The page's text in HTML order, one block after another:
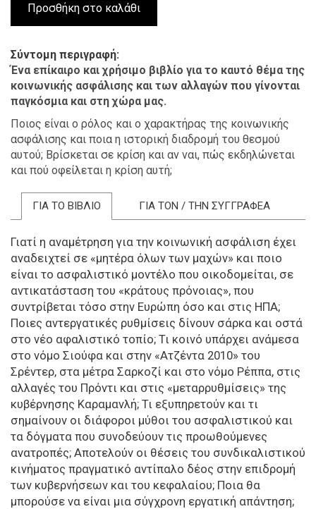
Σύντομη περιγραφή
Ένα επίκαιρο και χρήσιμο βιβλίο για το καυτό θέμα της
κοινωνικής ασφάλισης και των αλλαγών που γίνονται
παγκόσμια και στη χώρα μας.
Ποιος είναι ο ρόλος και ο χαρακτήρας της κοινωνικής
ασφάλισης και ποια η ιστορική διαδρομή του θεσμού
αυτού; Βρίσκεται σε κρίση και αν ναι, πώς εκδηλώνεται
και πού οφείλεται η κρίση αυτή;
ΓΙΑ ΤΟ ΒΙΒΛΙΟ ΓΙΑ ΤΟΝ / ΤΗΝ ΣΥΓΓΡΑΦΕΑ
Γιατί η αναμέτρηση για την κοινωνική ασφάλιση έχει
αναδειχτεί σε «μητέρα όλων των μαχών» και ποιο
είναι το ασφαλιστικό μοντέλο που οικοδομείται, σε
αντικατάσταση του «κράτους πρόνοιας», που
συντρίβεται τόσο στην Ευρώπη όσο και στις ΗΠΑ;
Ποιες αντεργατικές ρυθμίσεις δίνουν σάρκα και οστά
στο νέο αφαλιστικό τοπίο; Τι κοινό υπάρχει ανάμεσα
στο νόμο Σιούφα και στην «Ατζέντα 2010» του
Σρέντερ, στα μέτρα Σαρκοζί και στο νόμο Ρέππα, στις
αλλαγές του Πρόντι και στις «μεταρρυθμίσεις» της
κυβέρνησης Καραμανλή; Τι εξυπηρετούν και τι
σημαίνουν οι διάφοροι μύθοι του ασφαλιστικού και
τα δόγματα που συνοδεύουν τις προωθούμενες
ανατροπές; Αποτελούν οι θέσεις του συνδικαλιστικού
κινήματος πραγματικό αντίπαλο δέος στην επιδρομή
των κυβερνήσεων και του κεφαλαίου; Ποια θα
μπορούσε να είναι μια σύγχρονη εργατική απάντηση;